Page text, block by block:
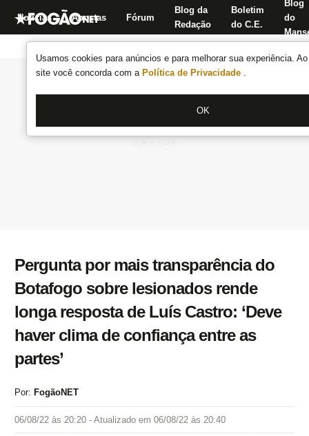
Usamos cookies para anúncios e para melhorar sua experiência.
site você concorda com a Política de Privacidade .
OK
Notícias Apostas Fórum
Blog da
Redação
Boletim
do C.E.
Blog
do
Pergunta por mais transparência do
Botafogo sobre lesionados rende
longa resposta de Luís Castro: ‘Deve
haver clima de confiança entre as
partes’
Por: FogãoNET
06/08/22 às 20:20 - Atualizado em 06/08/22 às 20:40